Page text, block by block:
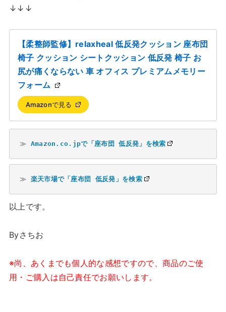
↓↓↓
【柔整師監修】relaxheal 低反発クッション 座布団
椅子 クッション シートクッション 低反発 椅子 お
尻が痛くならない 車 オフィス プレミアムメモリー
フォーム
Amazonで見る
≫ Amazon.co.jpで「座布団 低反発」を検索
≫ 楽天市場で「座布団 低反発」を検索
以上です。
Byさちお
※尚、あくまでも個人的な感想ですので、商品のご使
用・ご購入は自己責任でお願いします。